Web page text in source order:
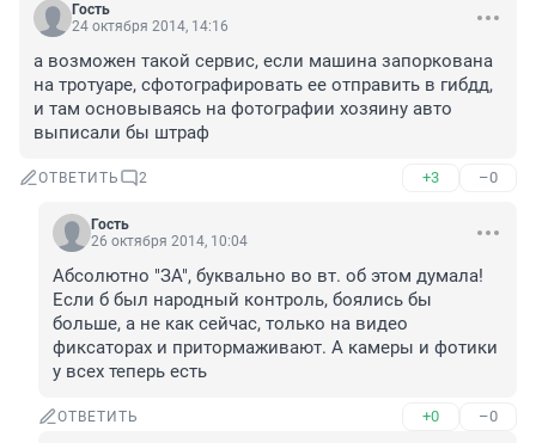
Гость
24 октября 2014, 14:16
а возможен такой сервис, если машина запоркована
на тротуаре, сфотографировать ее отправить в гибдд,
и там основываясь на фотографии хозяину авто
выписали бы штраф
ОТВЕТИТЬ 2 +3 –0
Гость
26 октября 2014, 10:04
Абсолютно "ЗА", буквально во вт. об этом думала!
Если б был народный контроль, боялись бы
больше, а не как сейчас, только на видео
фиксаторах и притормаживают. А камеры и фотики
у всех теперь есть
ОТВЕТИТЬ +0 –0